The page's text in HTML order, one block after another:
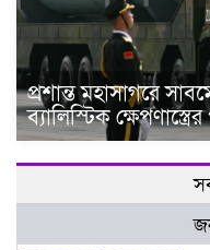
প্রশান্ত মহাসাগরে
ব্যালিস্টিক